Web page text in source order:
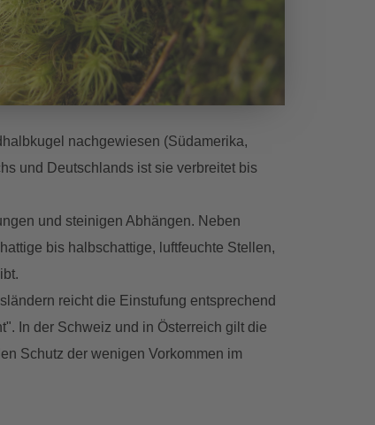
nachgewiesen (Südamerika,
und Deutschlands ist sie verbreitet bis
und steinigen Abhängen. Neben
bis halbschattige, luftfeuchte Stellen,
reicht die Einstufung entsprechend
In der Schweiz und in Österreich gilt die
Schutz der wenigen Vorkommen im